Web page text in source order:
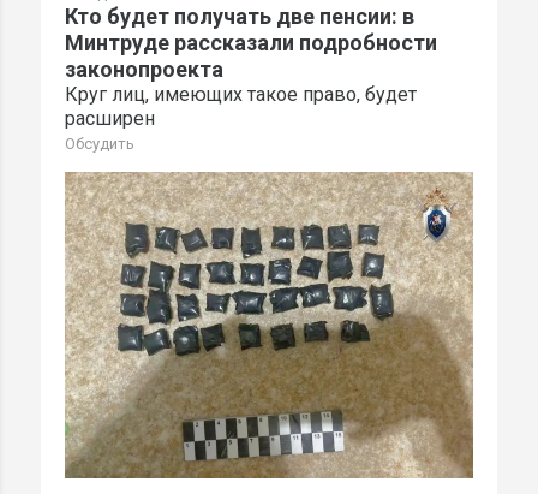
Кто будет получать две пенсии: в
Минтруде рассказали подробности
законопроекта
Круг лиц, имеющих такое право, будет
расширен
Обсудить